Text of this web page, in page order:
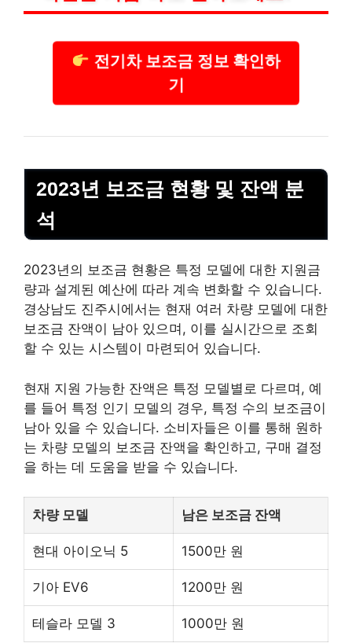
전기차 보조금 정보 확인하
기
2023년 보조금 현황 및 잔액 분
석
2023년의 보조금 현황은 특정 모델에 대한 지원금
량과 설계된 예산에 따라 계속 변화할 수 있습니다.
경상남도 진주시에서는 현재 여러 차량 모델에 대한
보조금 잔액이 남아 있으며, 이를 실시간으로 조회
할 수 있는 시스템이 마련되어 있습니다.
현재 지원 가능한 잔액은 특정 모델별로 다르며, 예
를 들어 특정 인기 모델의 경우, 특정 수의 보조금이
남아 있을 수 있습니다. 소비자들은 이를 통해 원하
는 차량 모델의 보조금 잔액을 확인하고, 구매 결정
을 하는 데 도움을 받을 수 있습니다.
차량 모델 남은 보조금 잔액
현대 아이오닉 5 1500만 원
기아 EV6 1200만 원
테슬라 모델 3 1000만 원